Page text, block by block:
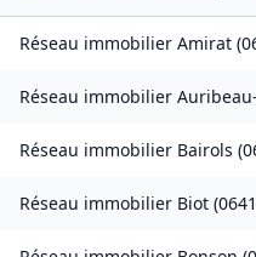
Réseau immobilier Amirat (
Réseau immobilier
Réseau immobilier Bairols (
Réseau immobilier Biot (